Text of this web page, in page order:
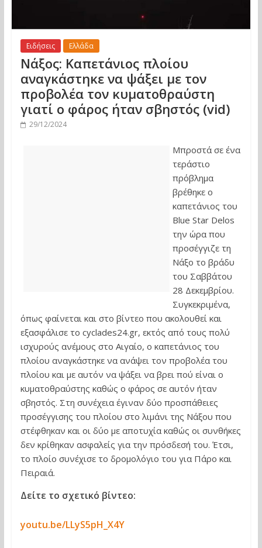
Ειδήσεις Ελλάδα
Νάξος: Καπετάνιος πλοίου
αναγκάστηκε να ψάξει με τον
προβολέα τον κυματοθραύστη
γιατί ο φάρος ήταν σβηστός (vid)
29/12/2024
Μπροστά σε ένα
τεράστιο
πρόβλημα
βρέθηκε ο
καπετάνιος του
Blue Star Delos
την ώρα που
προσέγγιζε τη
Νάξο το βράδυ
του Σαββάτου
28 Δεκεμβρίου.
Συγκεκριμένα,
όπως φαίνεται και στο βίντεο που ακολουθεί και
εξασφάλισε το cyclades24.gr, εκτός από τους πολύ
ισχυρούς ανέμους στο Αιγαίο, ο καπετάνιος του
πλοίου αναγκάστηκε να ανάψει τον προβολέα του
πλοίου και με αυτόν να ψάξει να βρει πού είναι ο
κυματοθραύστης καθώς ο φάρος σε αυτόν ήταν
σβηστός. Στη συνέχεια έγιναν δύο προσπάθειες
προσέγγισης του πλοίου στο λιμάνι της Νάξου που
στέφθηκαν και οι δύο με αποτυχία καθώς οι συνθήκες
δεν κρίθηκαν ασφαλείς για την πρόσδεσή του. Έτσι,
το πλοίο συνέχισε το δρομολόγιο του για Πάρο και
Πειραιά.
Δείτε το σχετικό βίντεο:
youtu.be/LLyS5pH_X4Y